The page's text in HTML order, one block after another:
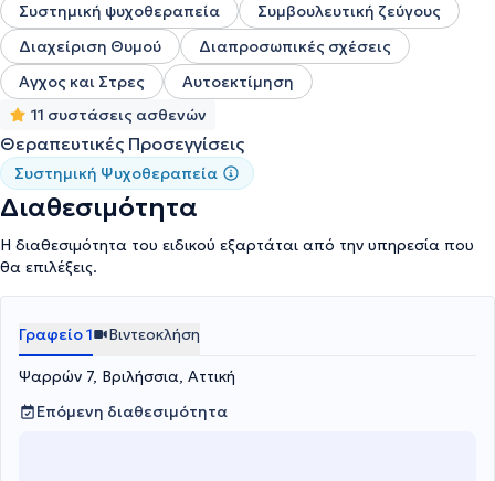
δια ζώσης ή διαδικτυακά, και στην ελληνική ή αγγλική γλώσσα.
Συστημική ψυχοθεραπεία
Συμβουλευτική ζεύγους
Διαχείριση Θυμού
Διαπροσωπικές σχέσεις
Αγχος και Στρες
Αυτοεκτίμηση
11 συστάσεις ασθενών
Θεραπευτικές Προσεγγίσεις
Συστημική Ψυχοθεραπεία
Διαθεσιμότητα
Η διαθεσιμότητα του ειδικού εξαρτάται από την υπηρεσία που
θα επιλέξεις.
Γραφείο 1 Βιντεοκλήση
Ψαρρών 7, Βριλήσσια, Αττική
Επόμενη διαθεσιμότητα